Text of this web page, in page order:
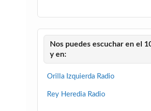
Nos puedes escuchar en el
y en:
Orilla Izquierda Radio
Rey Heredia Radio